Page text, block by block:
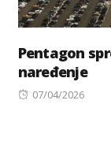
Pentagon
naređenje
Posted
07/04/2026